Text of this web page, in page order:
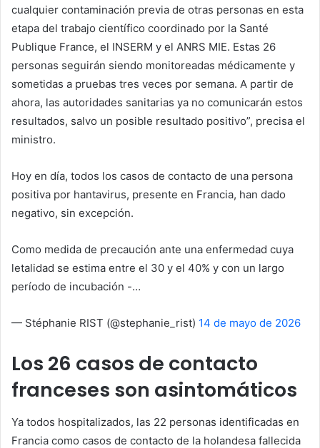
cualquier contaminación previa de otras personas en esta
etapa del trabajo científico coordinado por la Santé
Publique France, el INSERM y el ANRS MIE. Estas 26
personas seguirán siendo monitoreadas médicamente y
sometidas a pruebas tres veces por semana. A partir de
ahora, las autoridades sanitarias ya no comunicarán estos
resultados, salvo un posible resultado positivo”, precisa el
ministro.
Hoy en día, todos los casos de contacto de una persona
positiva por hantavirus, presente en Francia, han dado
negativo, sin excepción.
Como medida de precaución ante una enfermedad cuya
letalidad se estima entre el 30 y el 40% y con un largo
período de incubación -…
— Stéphanie RIST (@stephanie_rist) 14 de mayo de 2026
Los 26 casos de contacto
franceses son asintomáticos
Ya todos hospitalizados, las 22 personas identificadas en
Francia como casos de contacto de la holandesa fallecida